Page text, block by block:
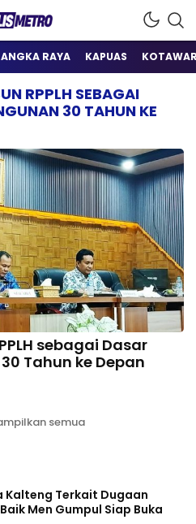
Metro
Informasi
RAYA KAPUAS
RPPLH SEBAGAI
30 TAHUN KE
sebagai Dasar
Tahun ke Depan
semua
Kalteng Terkait Dugaan
Men Gumpul Siap Buka